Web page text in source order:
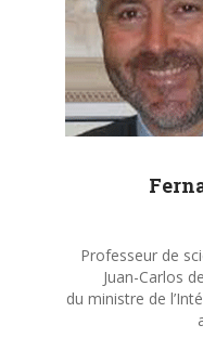
Professeur de
Juan-Carlos
du ministre de